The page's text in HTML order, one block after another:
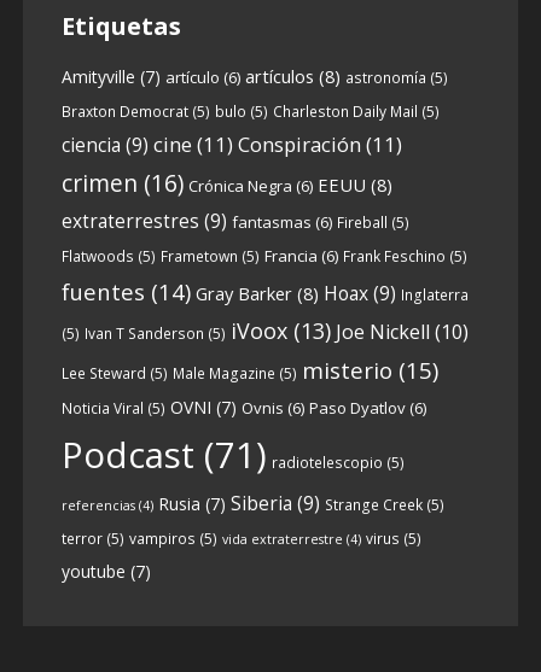
6 0 View on facebook
Crónicas de Nantucket
5 years ago
Descargar
https://www.ivoox.com/cdn-6x05-8211-
qanon-parte-1-origenes-audios-
mp3_rf_67157433_1.html
orígenes y desarrollo de Qanon, la madre
de todas las...See more
Etiquetas
Amityville (7) artículo (6) artículos (8) astronomía (5)
Braxton Democrat(5) bulo (5) Charleston Daily Mail (5)
ciencia (9) cine (11) Conspiración (11)
crimen (16) Crónica Negra (6) EEUU (8)
extraterrestres (9) fantasmas (6) Fireball (5)
Flatwoods (5) Frametown (5) Francia (6) Frank Feschino (5)
fuentes (14) Gray Barker(8) Hoax(9) Inglaterra
(5) Ivan T Sanderson (5) iVoox(13) Joe Nickell (10)
Lee Steward (5) Male Magazine (5) misterio (15)
Noticia Viral (5) OVNI (7) Ovnis (6) Paso Dyatlov(6)
Podcast (71) radiotelescopio (5)
referencias(4) Rusia (7) Siberia (9) Strange Creek(5)
terror(5) vampiros (5) vida extraterrestre (4) virus (5)
youtube (7)